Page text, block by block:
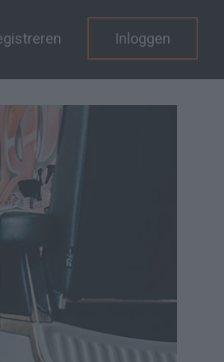
Inloggen